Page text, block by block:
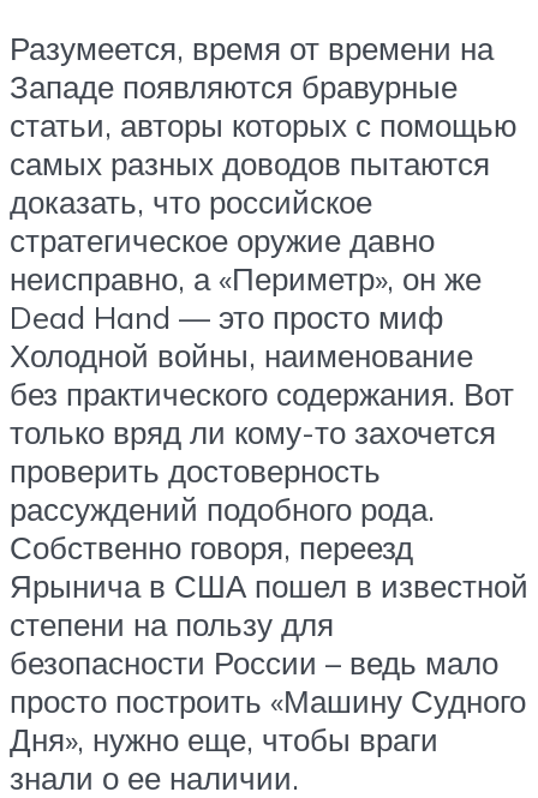
Разумеется, время от времени на
Западе появляются бравурные
статьи, авторы которых с помощью
самых разных доводов пытаются
доказать, что российское
стратегическое оружие давно
неисправно, а «Периметр», он же
Dead Hand — это просто миф
Холодной войны, наименование
без практического содержания. Вот
только вряд ли кому-то захочется
проверить достоверность
рассуждений подобного рода.
Собственно говоря, переезд
Ярынича в США пошел в известной
степени на пользу для
безопасности России – ведь мало
просто построить «Машину Судного
Дня», нужно еще, чтобы враги
знали о ее наличии.